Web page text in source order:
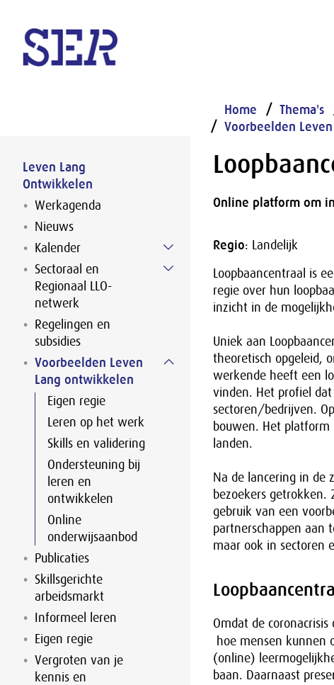
Leven Lang
Ontwikkelen
Werkagenda
Nieuws
Kalender
Sectoraal en
Regionaal LLO-
netwerk
Regelingen en
subsidies
Voorbeelden Leven
Lang ontwikkelen
Eigen regie
Leren op het werk
Skills en validering
Ondersteuning bij
leren en
ontwikkelen
Online
onderwijsaanbod
Publicaties
Skillsgerichte
arbeidsmarkt
Informeel leren
Eigen regie
Vergroten van je
kennis en
Home Thema's
Voorbeelden
Online platform om
Regio: Landelijk
Loopbaancentraal is
regie over hun
inzicht in de
Uniek aan
theoretisch opgeleid,
werkende heeft een
vinden. Het profiel
sectoren/bedrijven.
bouwen. Het platform
landen.
Na de lancering in de
bezoekers
gebruik van een
partnerschappen aan
maar ook in sectoren
Omdat de
hoe mensen kunnen
(online)
baan. Daarnaast